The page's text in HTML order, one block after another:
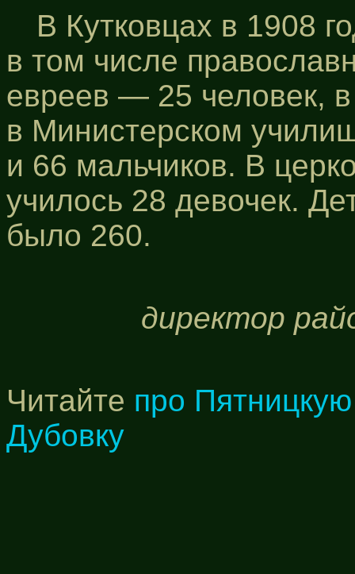
В Кутковцах в 1908
в том числе
евреев — 25 человек,
в Министерском
и 66 мальчиков. В
училось 28 девочек.
было 260.
директор
Читайте про
Дубовку